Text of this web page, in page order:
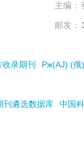
主编：
邮发：
录期刊 Pж(AJ) (俄)
刊遴选数据库 中国